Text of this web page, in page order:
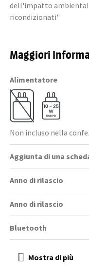
dell'impatto
ricondizionati"
Maggiori
Alimentatore
Non incluso nella
Aggiunta di una
Anno di rilascio
Anno di rilascio
Bluetooth